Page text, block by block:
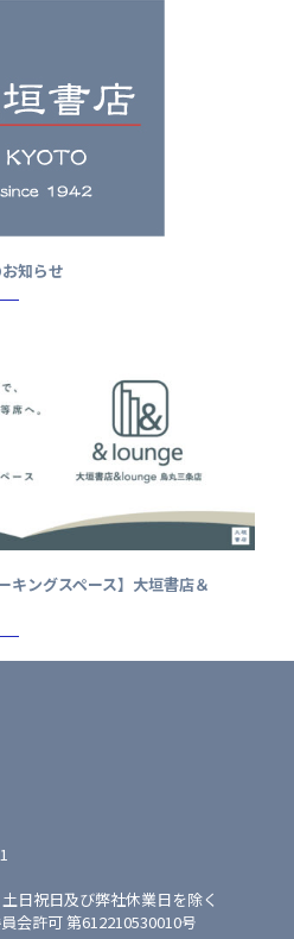
知らせ
ングスペース】大垣書店＆
日祝日及び弊社休業日を除く
会許可 第612210530010号